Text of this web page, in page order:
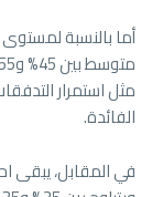
مثل استمرار
الفائدة.